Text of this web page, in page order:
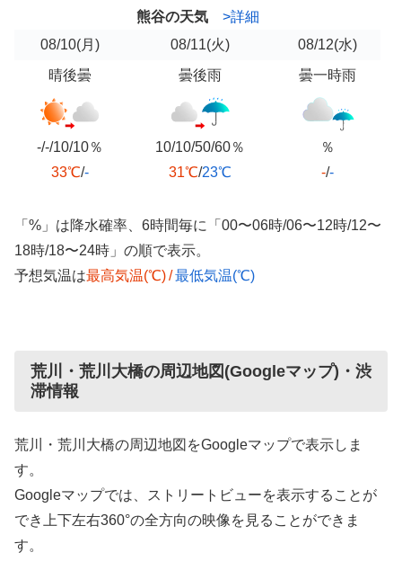
熊谷の天気
>詳細
08/10(月) 08/11(火) 08/12(水)
晴後曇
-/-/10/10％
33℃/-
曇後雨
10/10/50/60％
31℃/23℃
曇一時雨
％
-/-
「%」は降水確率、6時間毎に「00〜06時/06〜12時/12〜
18時/18〜24時」の順で表示。
予想気温は最高気温(℃)/最低気温(℃)
荒川・荒川大橋の周辺地図(Googleマップ)・渋
滞情報
荒川・荒川大橋の周辺地図をGoogleマップで表示しま
す。
Googleマップでは、ストリートビューを表示することが
でき上下左右360°の全方向の映像を見ることができま
す。